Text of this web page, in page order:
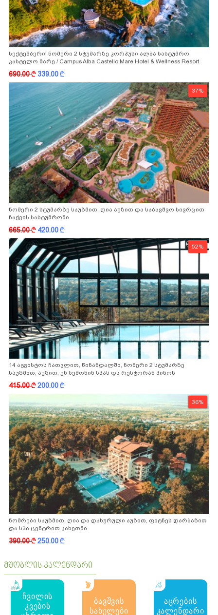
სექტემბერი! ნომერი 2 სტუმარზე კორპუსი ალბა სასტუმრო
კასტელო მარე / Campus Alba Castello Mare Hotel & Wellness Resort
-სგან!
690.00k 339.00k
37%
ნომერი 2 სტუმარზე საუზმით, ღია აუზით და საბავშვო სივრცით
ჩაქვის სასტუმროში
665.00k 420.00k
52%
14 აგვისტოს ჩათვლით, წინანდალში, ნომერი 2 სტუმარზე
საუზმით, აუზით, ენ სემონინ სპას და რესტორან პინოს
ფასდაკლებით
415.00k200.00k
36%
ნომრები საუზმით, ღია და დახურული აუზით, ფიტნეს დარბაზით
და სპა ცენტრით კახეთში
390.00k250.00k
მშობლის კალენდარი
ჩვილის
კვების
ბავშვის
სახელები
აცრების
კალენდარი